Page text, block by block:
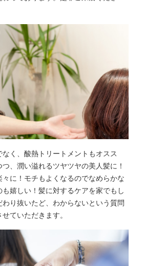
く、酸熱トリートメントもオスス
、潤い溢れるツヤツヤの美人髪に！
に！モチもよくなるのでなめらかな
嬉しい！髪に対するケアを家でもし
わり抜いたど、わからないという質問
ていただきます。